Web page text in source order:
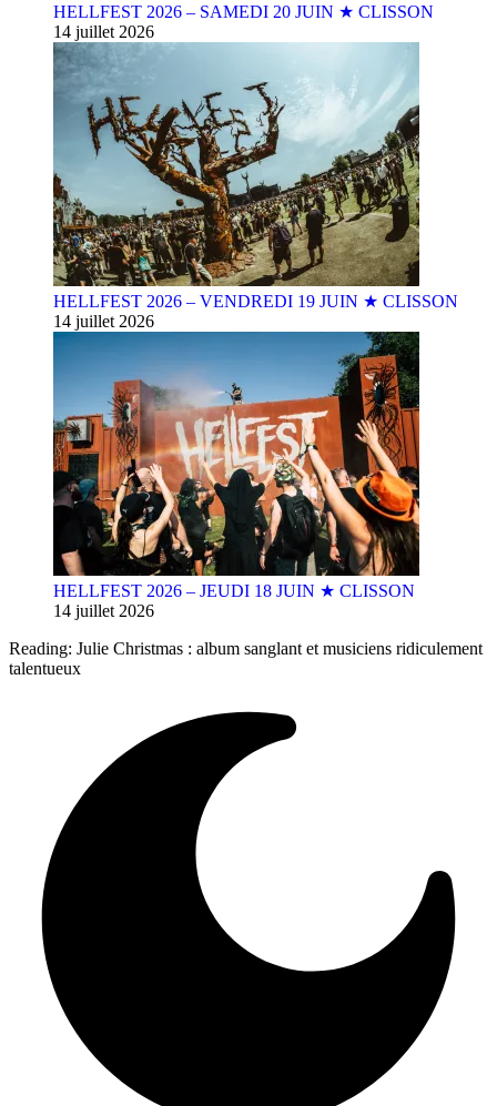
HELLFEST 2026 – SAMEDI 20 JUIN ★ CLISSON
14 juillet 2026
HELLFEST 2026 – VENDREDI 19 JUIN ★ CLISSON
14 juillet 2026
HELLFEST 2026 – JEUDI 18 JUIN ★ CLISSON
14 juillet 2026
Reading: Julie Christmas : album sanglant et musiciens ridiculement
talentueux